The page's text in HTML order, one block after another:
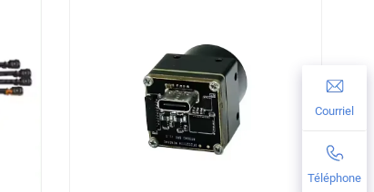
Courriel
Téléphone